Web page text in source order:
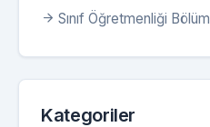
Sınıf Öğretmenliği
Kategoriler